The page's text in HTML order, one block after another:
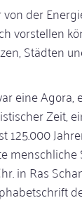
der
vorstellen
Städten
eine Agora,
Zeit,
125.000
in Ras